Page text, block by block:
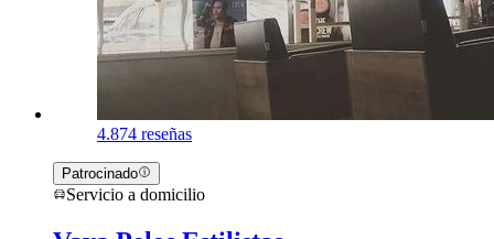
4.874 reseñas
Patrocinado
Servicio a domicilio